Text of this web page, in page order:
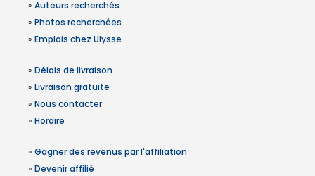
» Auteurs recherchés
» Photos recherchées
» Emplois chez Ulysse
» Délais de livraison
» Livraison gratuite
» Nous contacter
» Horaire
» Gagner des revenus par l'affiliation
» Devenir affilié